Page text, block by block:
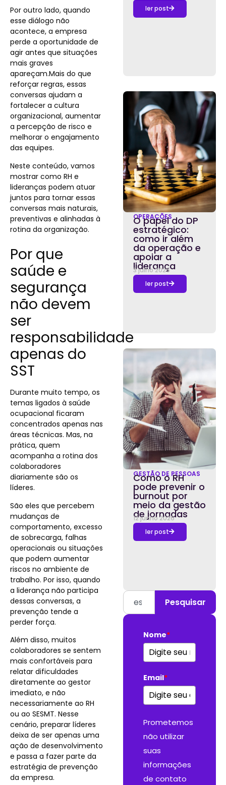
Por outro lado, quando
esse diálogo não
acontece, a empresa
perde a oportunidade de
agir antes que situações
mais graves
apareçam.Mais do que
reforçar regras, essas
conversas ajudam a
fortalecer a cultura
organizacional, aumentar
a percepção de risco e
melhorar o engajamento
das equipes.
Neste conteúdo, vamos
mostrar como RH e
lideranças podem atuar
juntos para tornar essas
conversas mais naturais,
preventivas e alinhadas à
rotina da organização.
Por que
saúde e
segurança
não devem
ser
responsabilidade
apenas do
SST
Durante muito tempo, os
temas ligados à saúde
ocupacional ficaram
concentrados apenas nas
áreas técnicas. Mas, na
prática, quem
acompanha a rotina dos
colaboradores
diariamente são os
líderes.
São eles que percebem
mudanças de
comportamento, excesso
de sobrecarga, falhas
operacionais ou situações
que podem aumentar
riscos no ambiente de
trabalho. Por isso, quando
a liderança não participa
dessas conversas, a
prevenção tende a
perder força.
Além disso, muitos
colaboradores se sentem
mais confortáveis para
relatar dificuldades
diretamente ao gestor
imediato, e não
necessariamente ao RH
ou ao SESMT. Nesse
cenário, preparar líderes
deixa de ser apenas uma
ação de desenvolvimento
e passa a fazer parte da
estratégia de prevenção
da empresa.
ler post
OPERAÇÕES
O papel do DP
estratégico:
como ir além
da operação e
apoiar a
liderança
3 julho 2026
ler post
GESTÃO DE PESSOAS
Como o RH
pode prevenir o
burnout por
meio da gestão
de jornadas
12 junho 2026
ler post
Pesquisar
Nome*
Email*
Prometemos
não utilizar
suas
informações
de contato